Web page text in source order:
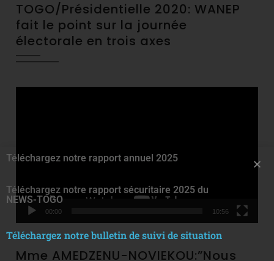
TOGO/Présidentielle 2020: WANEP
fait le point sur la journée
électorale en trois axes
00:00 10:56
Mme AMEDZENU-NOVIEKOU:”Nous
Téléchargez notre rapport annuel 2025
Téléchargez notre rapport sécuritaire 2025 du
NEWS-TOGO
Téléchargez notre bulletin de suivi de situation